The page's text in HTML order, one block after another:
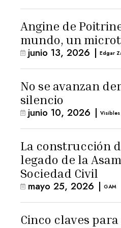
Angine de
mundo, un
junio 13, 2026 | Edgar
No se avanzan
silencio
junio 10, 2026 | Visibles
La construcción
legado de la
Sociedad Civil
mayo 25, 2026 | GAM
Cinco claves